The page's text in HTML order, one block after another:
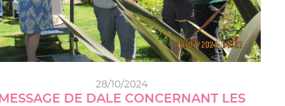
28/10/2024
MESSAGE DE DALE CONCERNANT LES